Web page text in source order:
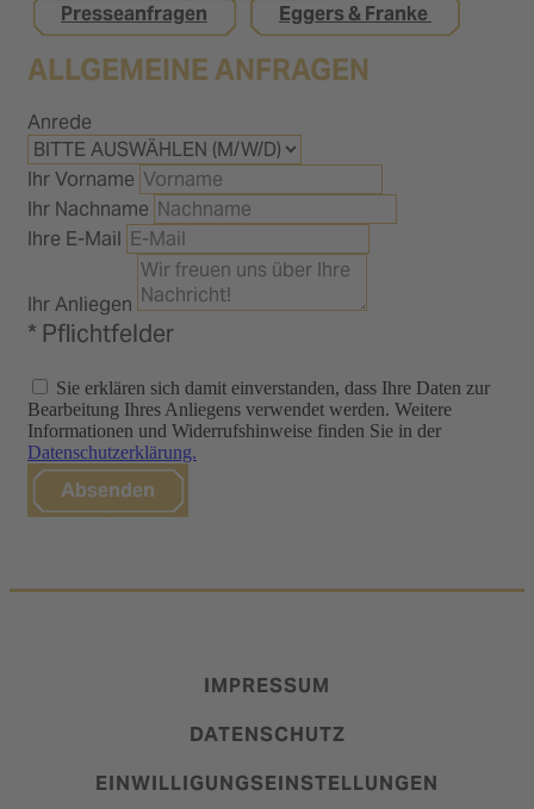
Presseanfragen
Eggers & Franke
ALLGEMEINE ANFRAGEN
Anrede
Ihr Vorname
Ihr Nachname
Ihre E-Mail
Ihr Anliegen
* Pflichtfelder
Sie erklären sich damit einverstanden, dass Ihre Daten zur
Bearbeitung Ihres Anliegens verwendet werden. Weitere
Informationen und Widerrufshinweise finden Sie in der
Datenschutzerklärung.
Absenden
IMPRESSUM
DATENSCHUTZ
EINWILLIGUNGSEINSTELLUNGEN